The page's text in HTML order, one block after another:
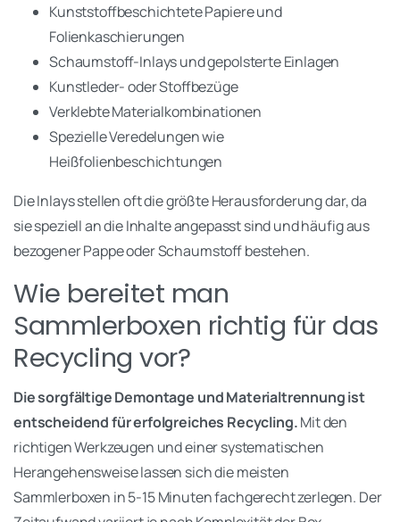
Kunststoffbeschichtete Papiere und
Folienkaschierungen
Schaumstoff-Inlays und gepolsterte Einlagen
Kunstleder- oder Stoffbezüge
Verklebte Materialkombinationen
Spezielle Veredelungen wie
Heißfolienbeschichtungen
Die Inlays stellen oft die größte Herausforderung dar, da
sie speziell an die Inhalte angepasst sind und häufig aus
bezogener Pappe oder Schaumstoff bestehen.
Wie bereitet man
Sammlerboxen richtig für das
Recycling vor?
Die sorgfältige Demontage und Materialtrennung ist
entscheidend für erfolgreiches Recycling.Mit den
richtigen Werkzeugen und einer systematischen
Herangehensweise lassen sich die meisten
Sammlerboxen in 5-15 Minuten fachgerecht zerlegen. Der